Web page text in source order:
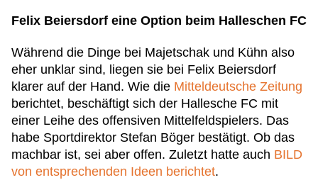
Felix Beiersdorf eine Option beim Halleschen FC
Während die Dinge bei Majetschak und Kühn also
eher unklar sind, liegen sie bei Felix Beiersdorf
klarer auf der Hand. Wie die Mitteldeutsche Zeitung
berichtet, beschäftigt sich der Hallesche FC mit
einer Leihe des offensiven Mittelfeldspielers. Das
habe Sportdirektor Stefan Böger bestätigt. Ob das
machbar ist, sei aber offen. Zuletzt hatte auch BILD
von entsprechenden Ideen berichtet.